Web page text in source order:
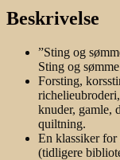
Beskrivelse
”Sting og
Sting og
Forsting,
knuder, gamle,
quiltning.
En klassiker for
(tidligere